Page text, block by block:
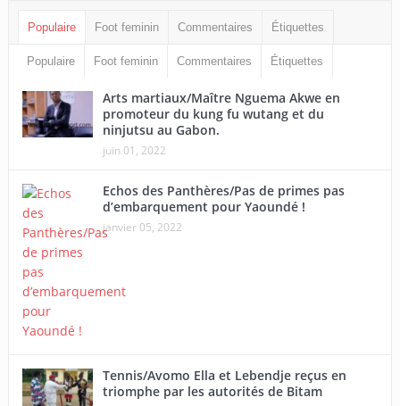
Populaire Foot feminin Commentaires Étiquettes
Populaire Foot feminin Commentaires Étiquettes
Arts martiaux/Maître Nguema Akwe en
promoteur du kung fu wutang et du
ninjutsu au Gabon.
juin 01, 2022
Echos des Panthères/Pas de primes pas
d’embarquement pour Yaoundé !
janvier 05, 2022
Tennis/Avomo Ella et Lebendje reçus en
triomphe par les autorités de Bitam